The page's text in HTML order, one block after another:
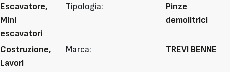
Escavatore,
Mini
escavatori
Tipologia:
Pinze
demolitrici
Costruzione,
Lavori
Marca: TREVI BENNE